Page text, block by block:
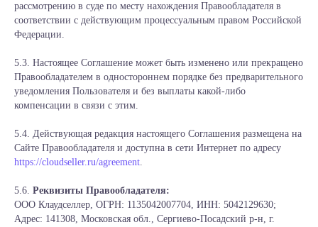
рассмотрению в суде по месту нахождения Правообладателя в
соответствии с действующим процессуальным правом Российской
Федерации.
5.3. Настоящее Соглашение может быть изменено или прекращено
Правообладателем в одностороннем порядке без предварительного
уведомления Пользователя и без выплаты какой-либо
компенсации в связи с этим.
5.4. Действующая редакция настоящего Соглашения размещена на
Сайте Правообладателя и доступна в сети Интернет по адресу
https://cloudseller.ru/agreement.
5.6. Реквизиты Правообладателя:
ООО Клаудселлер, ОГРН: 1135042007704, ИНН: 5042129630;
Адрес: 141308, Московская обл., Сергиево-Посадский р-н, г.